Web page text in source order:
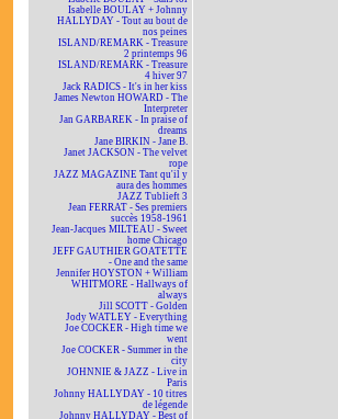
Isabelle BOULAY + Johnny
HALLYDAY - Tout au bout de
nos peines
ISLAND/REMARK - Treasure
2 printemps 96
ISLAND/REMARK - Treasure
4 hiver 97
Jack RADICS - It's in her kiss
James Newton HOWARD - The
Interpreter
Jan GARBAREK - In praise of
dreams
Jane BIRKIN - Jane B.
Janet JACKSON - The velvet
rope
JAZZ MAGAZINE Tant qu'il y
aura des hommes
JAZZ Tublieft 3
Jean FERRAT - Ses premiers
succès 1958-1961
Jean-Jacques MILTEAU - Sweet
home Chicago
JEFF GAUTHIER GOATETTE
- One and the same
Jennifer HOYSTON + William
WHITMORE - Hallways of
always
Jill SCOTT - Golden
Jody WATLEY - Everything
Joe COCKER - High time we
went
Joe COCKER - Summer in the
city
JOHNNIE & JAZZ - Live in
Paris
Johnny HALLYDAY - 10 titres
de légende
Johnny HALLYDAY - Best of